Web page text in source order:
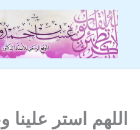
تخطي
المحتوى
اللهم استر